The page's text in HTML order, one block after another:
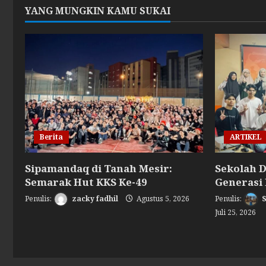
YANG MUNGKIN KAMU SUKAI
Berita
Sipamandaq di Tanah Mesir:
Semarak Hut KKS Ke-49
zacky fadhil Agustus 5, 2026
ARTIKEL
Sekolah
Juli 25, 2026